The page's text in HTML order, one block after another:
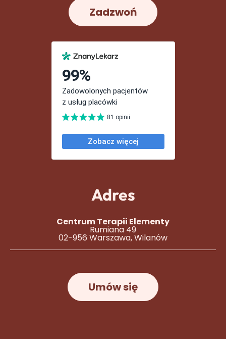
Zadzwoń
Adres
Centrum Terapii Elementy
Rumiana 49
02-956 Warszawa, Wilanów
Umów się